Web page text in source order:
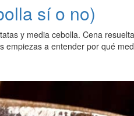
sí o no)
y media cebolla. Cena
a entender por qué